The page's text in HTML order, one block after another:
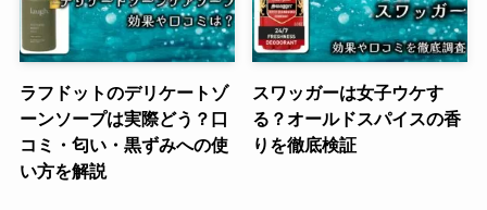
ラフドットのデリケートゾ
ーンソープは実際どう？口
コミ・匂い・黒ずみへの使
い方を解説
スワッガーは女子ウケす
る？オールドスパイスの香
りを徹底検証